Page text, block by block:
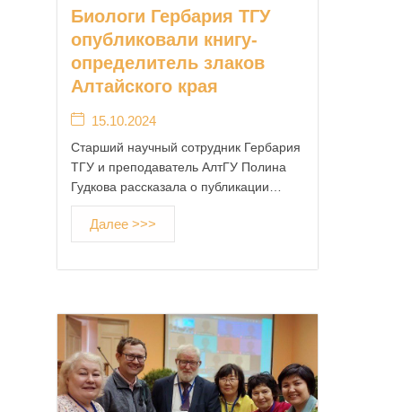
Биологи Гербария ТГУ
опубликовали книгу-
определитель злаков
Алтайского края
15.10.2024
Старший научный сотрудник Гербария
ТГУ и преподаватель АлтГУ Полина
Гудкова рассказала о публикации…
Далее >>>